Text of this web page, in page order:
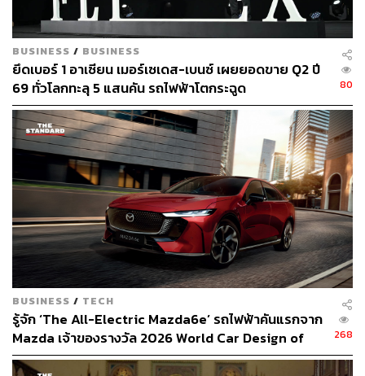
BUSINESS / BUSINESS
ยึดเบอร์ 1 อาเซียน เมอร์เซเดส-เบนซ์ เผยยอดขาย Q2 ปี
69 ทั่วโลกทะลุ 5 แสนคัน รถไฟฟ้าโตกระฉูด
80
BUSINESS / TECH
รู้จัก ‘The All-Electric Mazda6e’ รถไฟฟ้าคันแรกจาก
Mazda เจ้าของรางวัล 2026 World Car Design of
the Year [ADVERTORIAL]
268